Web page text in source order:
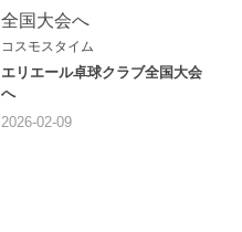
コスモスタイム
エリエール卓球クラブ全国大会
へ
2026-02-09